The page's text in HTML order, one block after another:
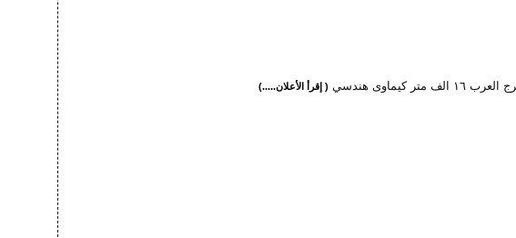
متر كيماوى هندسي ( إقرأ الأعلان.....)